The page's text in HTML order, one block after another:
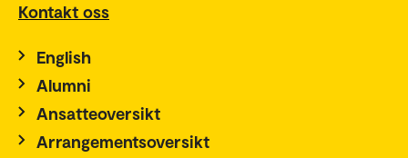
Kontakt oss
English
Alumni
Ansatteoversikt
Arrangementsoversikt